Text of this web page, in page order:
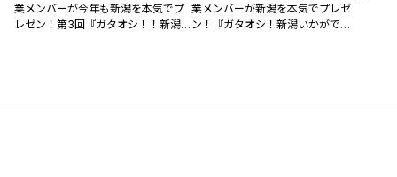
業メンバーが今年も新潟を本気でプ
レゼン！第3回『ガタオシ！！新潟い
業メンバーが新潟を本気でプレゼ
ン！『ガタオシ！新潟いかがで